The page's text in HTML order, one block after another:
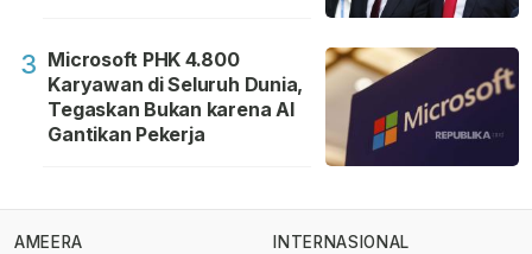
3 Microsoft PHK 4.800
Karyawan di Seluruh Dunia,
Tegaskan Bukan karena AI
Gantikan Pekerja
AMEERA
INTERNASIONAL